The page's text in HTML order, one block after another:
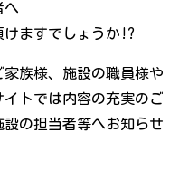
へ
けますでしょうか!?
族様、施設の職員様や
トでは内容の充実のご
の担当者等へお知らせ